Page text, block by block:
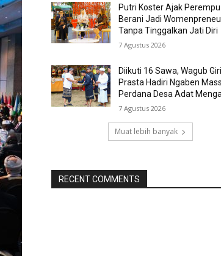
Putri Koster Ajak
Berani Jadi
Tanpa Tinggalkan Jati Diri
7 Agustus 2026
Diikuti 16 Sawa, Wagub Giri
Prasta Hadiri Ngaben
Perdana Desa Adat
7 Agustus 2026
Muat lebih banyak
RECENT COMMENTS